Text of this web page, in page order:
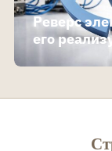
Реверс
его